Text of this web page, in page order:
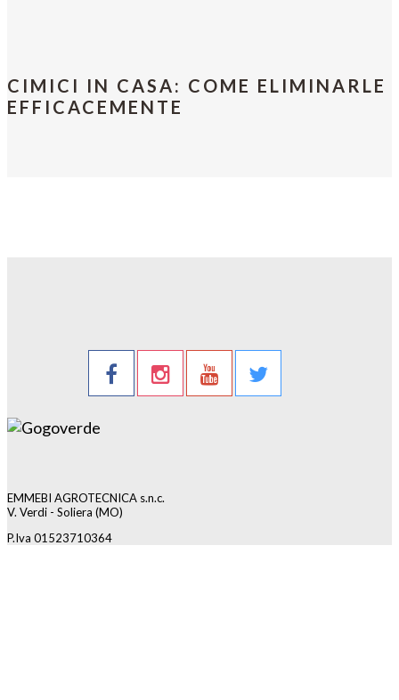
CIMICI IN CASA: COME ELIMINARLE
EFFICACEMENTE
EMMEBI AGROTECNICA s.n.c.
V. Verdi - Soliera (MO)
P.Iva 01523710364